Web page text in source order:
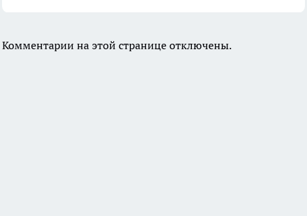
Комментарии на этой странице отключены.